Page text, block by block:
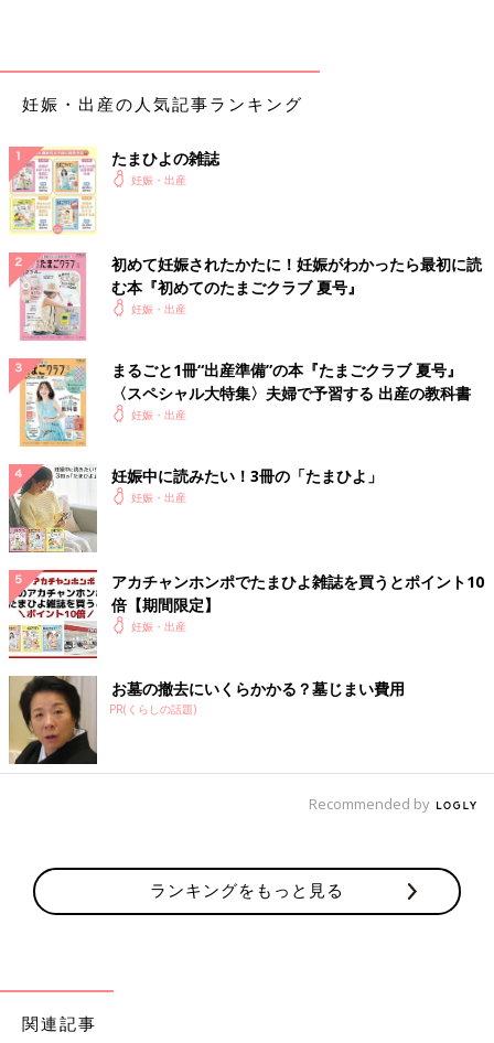
妊娠・出産の人気記事ランキング
たまひよの雑誌
妊娠・出産
初めて妊娠されたかたに！妊娠がわかったら最初に読
む本『初めてのたまごクラブ 夏号』
妊娠・出産
まるごと1冊“出産準備”の本『たまごクラブ 夏号』
〈スペシャル大特集〉夫婦で予習する 出産の教科書
妊娠・出産
妊娠中に読みたい！3冊の「たまひよ」
妊娠・出産
アカチャンホンポでたまひよ雑誌を買うとポイント10
倍【期間限定】
妊娠・出産
お墓の撤去にいくらかかる？墓じまい費用
PR(くらしの話題)
Recommended by
ランキングをもっと見る
関連記事